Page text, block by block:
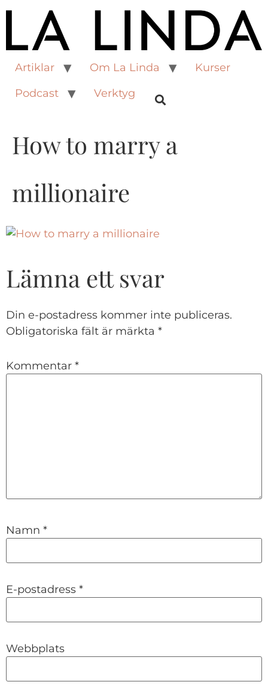
Artiklar Om La Linda
Kurser
Podcast
Verktyg
How to marry a
millionaire
Lämna ett svar
Din e-postadress kommer inte publiceras.
Obligatoriska fält är märkta *
Kommentar *
Namn *
E-postadress *
Webbplats